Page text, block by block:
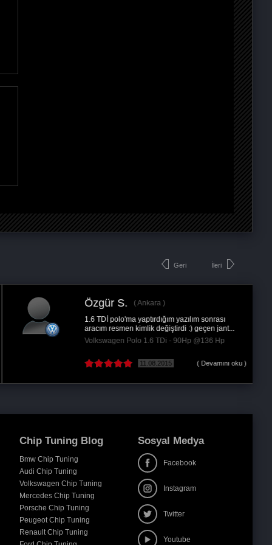
Geri
Özgür S.
Ankara
1.6 TDİ polo'ma yaptırdığım yazılım sonrası
aracım resmen kimlik değiştirdi :) geçen jant...
Volkswagen Polo 1.6 TDi - 90Hp @136 Hp
11.08.2015 ( Devamını oku )
İleri
Chip Tuning Blog
Bmw Chip Tuning
Audi Chip Tuning
Volkswagen Chip Tuning
Mercedes Chip Tuning
Porsche Chip Tuning
Peugeot Chip Tuning
Renault Chip Tuning
Sosyal Medya
Facebook
Instagram
Twitter
Youtube